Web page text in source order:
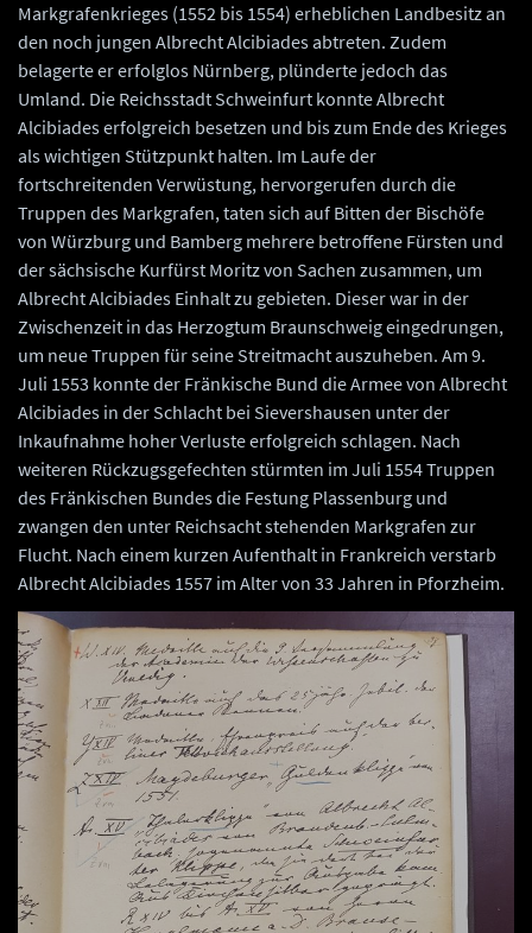
Markgrafenkrieges (1552 bis 1554) erheblichen Landbesitz an
den noch jungen Albrecht Alcibiades abtreten. Zudem
belagerte er erfolglos Nürnberg, plünderte jedoch das
Umland. Die Reichsstadt Schweinfurt konnte Albrecht
Alcibiades erfolgreich besetzen und bis zum Ende des Krieges
als wichtigen Stützpunkt halten. Im Laufe der
fortschreitenden Verwüstung, hervorgerufen durch die
Truppen des Markgrafen, taten sich auf Bitten der Bischöfe
von Würzburg und Bamberg mehrere betroffene Fürsten und
der sächsische Kurfürst Moritz von Sachen zusammen, um
Albrecht Alcibiades Einhalt zu gebieten. Dieser war in der
Zwischenzeit in das Herzogtum Braunschweig eingedrungen,
um neue Truppen für seine Streitmacht auszuheben. Am 9.
Juli 1553 konnte der Fränkische Bund die Armee von Albrecht
Alcibiades in der Schlacht bei Sievershausen unter der
Inkaufnahme hoher Verluste erfolgreich schlagen. Nach
weiteren Rückzugsgefechten stürmten im Juli 1554 Truppen
des Fränkischen Bundes die Festung Plassenburg und
zwangen den unter Reichsacht stehenden Markgrafen zur
Flucht. Nach einem kurzen Aufenthalt in Frankreich verstarb
Albrecht Alcibiades 1557 im Alter von 33 Jahren in Pforzheim.